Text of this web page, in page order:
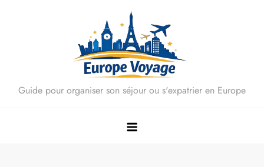
Guide pour organiser son séjour ou s'expatrier en Europe